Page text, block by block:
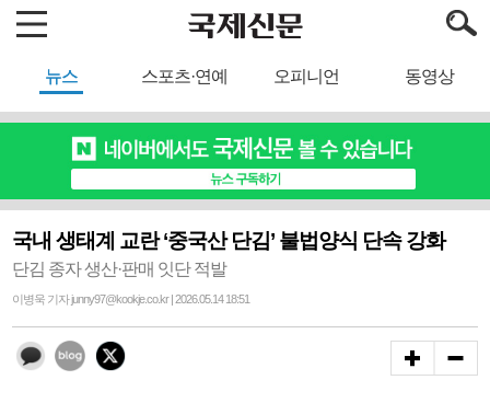
뉴스 스포츠·연예 오피니언 동영상
국내 생태계 교란 ‘중국산 단김’ 불법양식 단속 강화
단김 종자 생산·판매 잇단 적발
이병욱 기자 junny97@kookje.co.kr | 2026.05.14 18:51